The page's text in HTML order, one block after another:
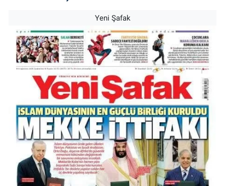
Yeni Şafak